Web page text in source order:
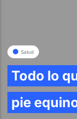
Salud
Todo lo
pie